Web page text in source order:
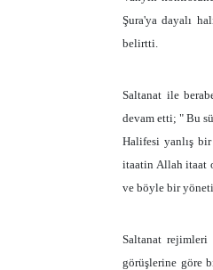
Şura'ya dayalı
belirtti.
Saltanat ile
devam etti; " Bu
Halifesi yanlış
itaatin Allah itaat
ve böyle bir
Saltanat rejimleri
görüşlerine göre